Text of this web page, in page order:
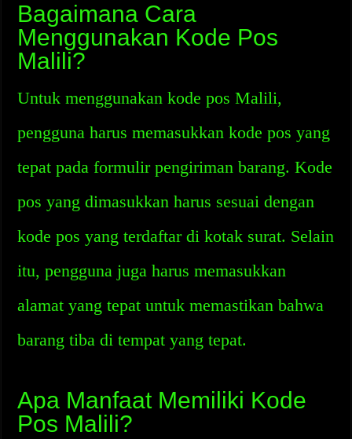
Bagaimana Cara
Menggunakan Kode Pos
Malili?
Untuk menggunakan kode pos Malili,
pengguna harus memasukkan kode pos yang
tepat pada formulir pengiriman barang. Kode
pos yang dimasukkan harus sesuai dengan
kode pos yang terdaftar di kotak surat. Selain
itu, pengguna juga harus memasukkan
alamat yang tepat untuk memastikan bahwa
barang tiba di tempat yang tepat.
Apa Manfaat Memiliki Kode
Pos Malili?